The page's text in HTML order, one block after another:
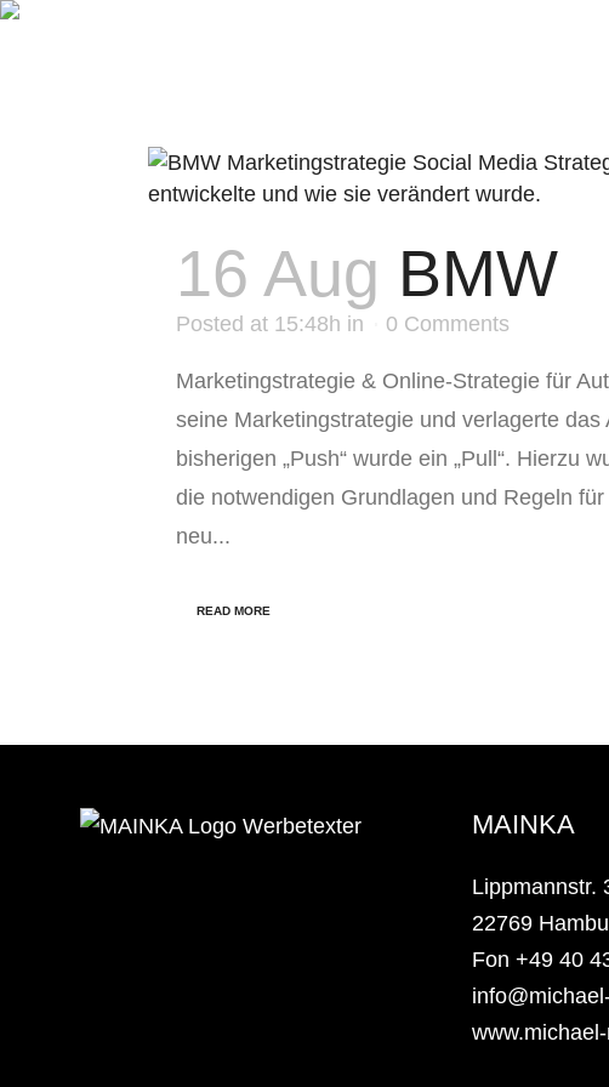
16 Aug BMW
Posted at 15:48h in 0 Comments
Marketingstrategie & Online-Strategie für
seine Marketingstrategie und verlagerte
bisherigen „Push“ wurde ein „Pull“. Hierzu
die notwendigen Grundlagen und Regeln
neu...
READ MORE
MAINKA
Lippmannstr.
22769
Fon +49 40